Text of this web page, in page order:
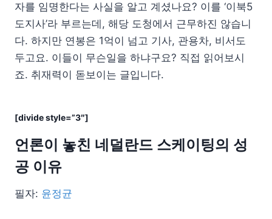
자를 임명한다는 사실을 알고 계셨나요? 이를 ‘이북5
도지사’라 부르는데, 해당 도청에서 근무하진 않습니
다. 하지만 연봉은 1억이 넘고 기사, 관용차, 비서도
두고요. 이들이 무슨일을 하냐구요? 직접 읽어보시
죠. 취재력이 돋보이는 글입니다.
[divide style=”3″]
언론이 놓친 네덜란드 스케이팅의 성
공 이유
필자: 윤정균